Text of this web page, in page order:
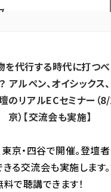
ネットショップ担当者フォ
CREAM」 が使われ
を表示中
「HiO ICE CREAM」のサ
増している理由とは？
ェビナー】
代行する時代に打つべ
アルペン、オイシックス
のリアルECセミナー（
京）【交流会も実施】
東京・四谷で開催。登壇
る交流会も実施します
で聴講できます！